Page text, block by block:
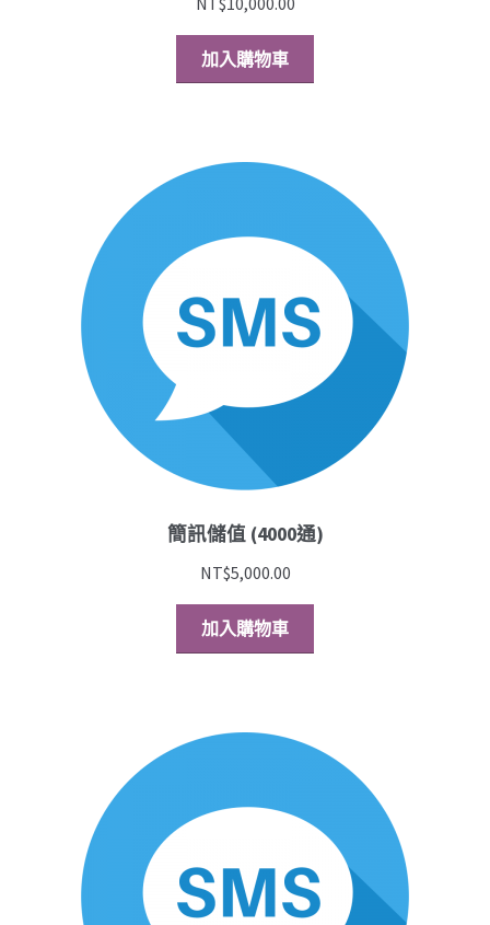
加入購物車
簡訊儲值 (4000通)
NT$5,000.00
加入購物車